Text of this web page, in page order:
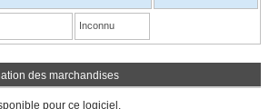
Inconnu
des marchandises
pour ce logiciel.